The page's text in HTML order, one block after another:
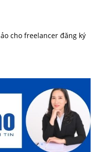
cho freelancer đăng ký